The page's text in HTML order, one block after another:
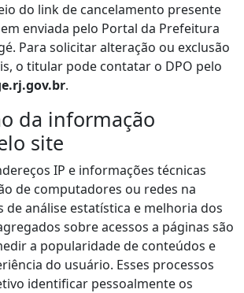
do link de cancelamento presente
enviada pelo Portal da Prefeitura
Para solicitar alteração ou exclusão
o titular pode contatar o DPO pelo
.
da informação
site
IP e informações técnicas
de computadores ou redes na
análise estatística e melhoria dos
sobre acessos a páginas são
a popularidade de conteúdos e
do usuário. Esses processos
identificar pessoalmente os